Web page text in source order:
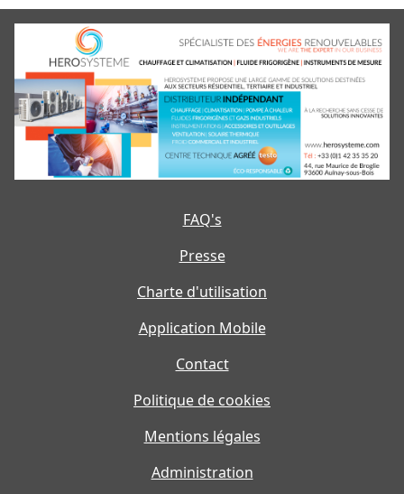
FAQ's
Presse
Charte d'utilisation
Application Mobile
Contact
Politique de cookies
Mentions légales
Administration